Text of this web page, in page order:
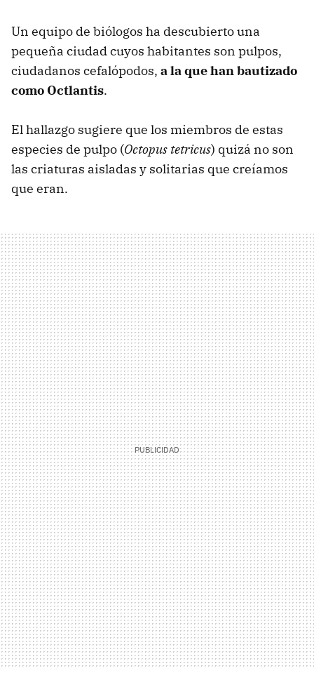
Un equipo de biólogos ha descubierto una
pequeña ciudad cuyos habitantes son pulpos,
ciudadanos cefalópodos, a la que han bautizado
como Octlantis.
El hallazgo sugiere que los miembros de estas
especies de pulpo (Octopus tetricus) quizá no son
las criaturas aisladas y solitarias que creíamos
que eran.